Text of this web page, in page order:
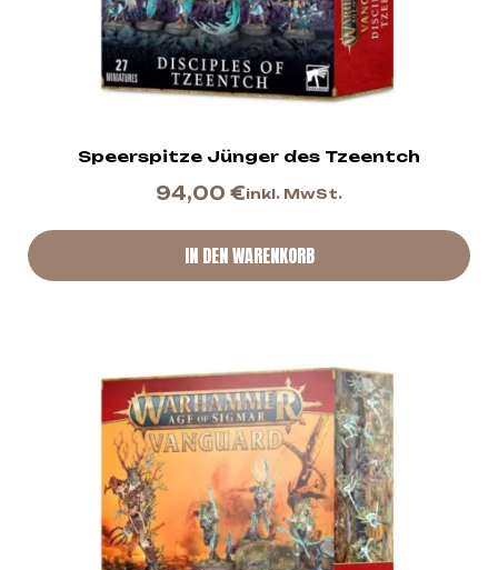
Speerspitze Jünger des Tzeentch
94,00 €inkl. MwSt.
IN DEN WARENKORB